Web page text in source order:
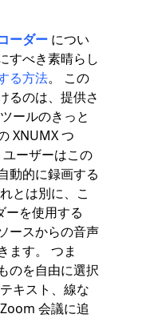
ーダー につい
すべき素晴らし
る方法。 この
るのは、提供さ
ールのきっと
XNUMX つ
ユーザーはこの
動的に録画する
とは別に、こ
を使用する
ースからの音声
ます。 つま
のを自由に選択
キスト、線な
会議に追